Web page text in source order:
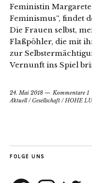
Feministin
Feminismus“, findet
Die Frauen selbst,
Flaßpöhler, die mit
zur
Vernunft ins Spiel
24. Mai 2018
Kommentare 1
Aktuell/Gesellschaft / HOHE
FOLGE UNS
Facebook InstagramTwitter